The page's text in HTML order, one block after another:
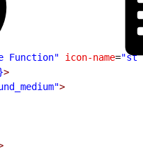
Function" icon-name=
>
>